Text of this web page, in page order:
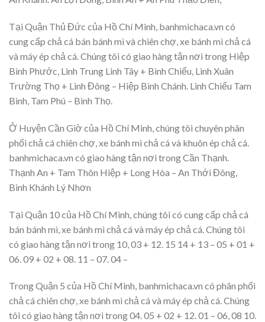
Tại Quận Thủ Đức của Hồ Chí Minh, banhmichaca.vn có
cung cấp chả cá bán bánh mì và chiên chợ, xe bánh mì chả cá
và máy ép chả cá. Chúng tôi có giao hàng tận nơi trong Hiệp
Bình Phước, Linh Trung Linh Tây + Bình Chiểu, Linh Xuân
Trường Thọ + Linh Đông – Hiệp Bình Chánh. Linh Chiểu Tam
Bình, Tam Phú – Bình Thọ.
Ở Huyện Cần Giờ của Hồ Chí Minh, chúng tôi chuyên phân
phối chả cá chiên chợ, xe bánh mì chả cá và khuôn ép chả cá.
banhmichaca.vn có giao hàng tận nơi trong Cần Thạnh.
Thạnh An + Tam Thôn Hiệp + Long Hòa – An Thới Đông,
Bình Khánh Lý Nhơn
Tại Quận 10 của Hồ Chí Minh, chúng tôi có cung cấp chả cá
bán bánh mì, xe bánh mì chả cá và máy ép chả cá. Chúng tôi
có giao hàng tận nơi trong 10, 03 + 12. 15 14 + 13 – 05 + 01 +
06. 09 + 02 + 08. 11 – 07. 04 –
Trong Quận 5 của Hồ Chí Minh, banhmichaca.vn có phân phối
chả cá chiên chợ, xe bánh mì chả cá và máy ép chả cá. Chúng
tôi có giao hàng tận nơi trong 04. 05 + 02 + 12. 01 – 06, 08 10.